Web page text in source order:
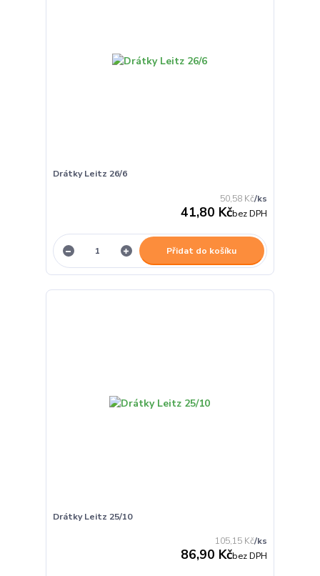
Drátky Leitz 26/6
50,58 Kč/ks
41,80 Kčbez DPH
Přidat do košíku
Drátky Leitz 25/10
105,15 Kč/ks
86,90 Kčbez DPH